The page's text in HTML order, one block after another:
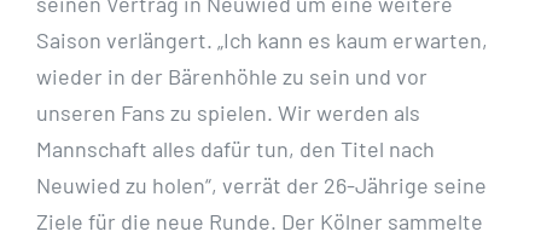
Saison verlängert. „Ich kann es kaum erwarten,
wieder in der Bärenhöhle zu sein und vor
unseren Fans zu spielen. Wir werden als
Mannschaft alles dafür tun, den Titel nach
Neuwied zu holen“, verrät der 26-Jährige seine
Ziele für die neue Runde. Der Kölner sammelte